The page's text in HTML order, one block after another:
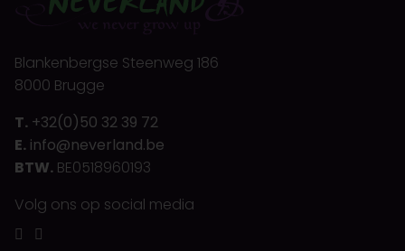
Blankenbergse Steenweg 186
8000 Brugge
T. +32(0)50 32 39 72
E. info@neverland.be
BTW. BE0518960193
Volg ons op social media